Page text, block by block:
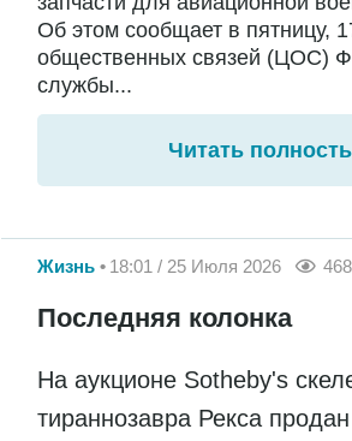
Об этом сообщает в пятницу,
общественных связей (ЦОС)
службы...
Читать
Жизнь 18:01 / 25 Июля 2026
Последняя колонка
На аукционе Sotheby's
тираннозавра Рекса